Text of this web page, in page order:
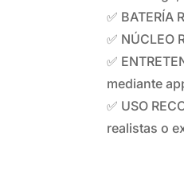
✅ BATERÍA
✅ NÚCLEO
✅
mediante
✅ USO
realistas o